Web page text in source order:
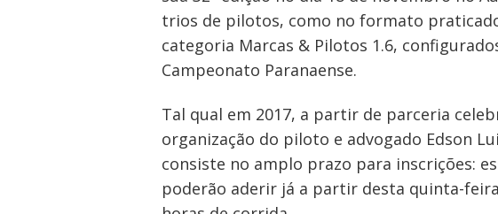
trios de pilotos, como no formato
categoria Marcas & Pilotos 1.6,
Campeonato Paranaense.
Tal qual em 2017, a partir de parceria
organização do piloto e advogado Edson
consiste no amplo prazo para inscrições:
poderão aderir já a partir desta quinta-